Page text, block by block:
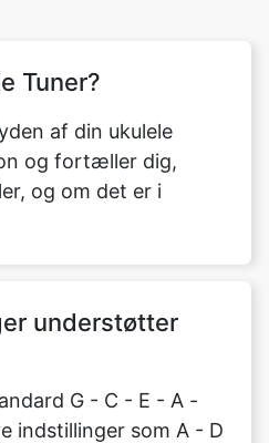
Tuner?
af ​​din ukulele
og fortæller dig,
og om det er i
understøtter
G - C - E - A -
indstillinger som A - D